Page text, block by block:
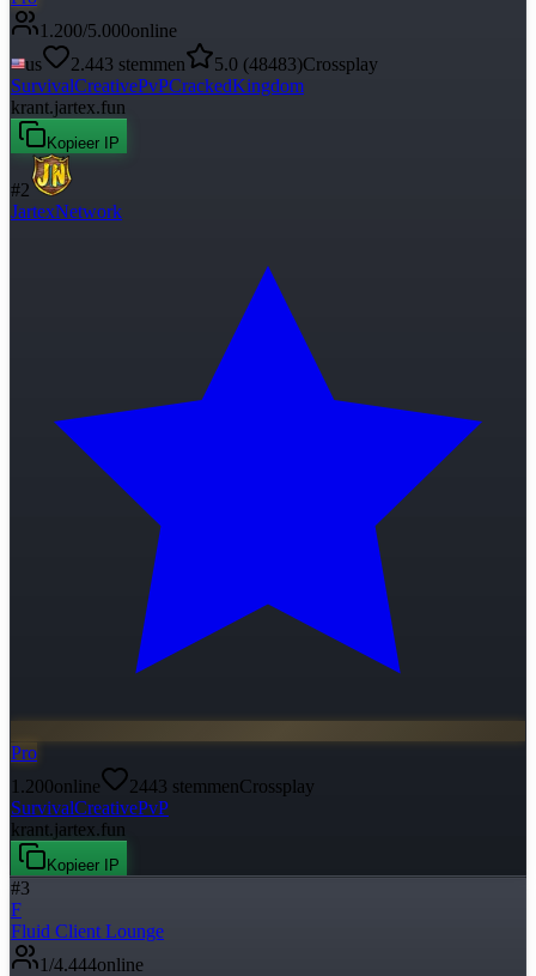
1.200/5.000online
us
2.443 stemmen 5.0 (48483)Crossplay
SurvivalCreativePvPCrackedKingdom
krant.jartex.fun
Kopieer IP
#2
JartexNetwork
Pro
1.200online 2443 stemmenCrossplay
SurvivalCreativePvP
krant.jartex.fun
Kopieer IP
#3
F
Fluid Client Lounge
1/4.444online